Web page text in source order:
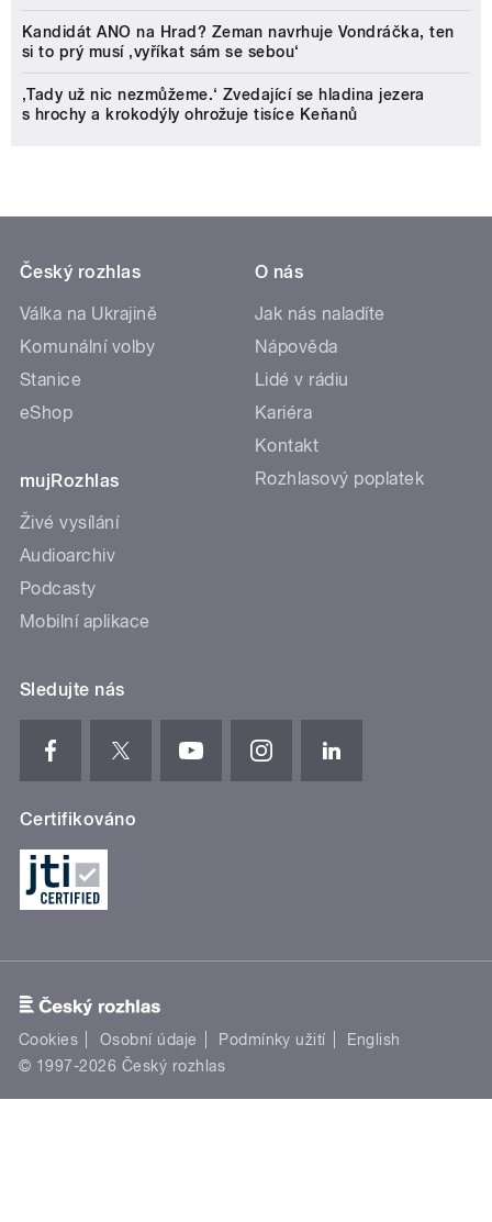
Kandidát ANO na Hrad? Zeman navrhuje Vondráčka, ten
si to prý musí ‚vyříkat sám se sebou‘
‚Tady už nic nezmůžeme.‘ Zvedající se hladina jezera
s hrochy a krokodýly ohrožuje tisíce Keňanů
Český rozhlas
Válka na Ukrajině
Komunální volby
Stanice
eShop
mujRozhlas
Živé vysílání
Audioarchiv
Podcasty
Mobilní aplikace
O nás
Jak nás naladíte
Nápověda
Lidé v rádiu
Kariéra
Kontakt
Rozhlasový poplatek
Sledujte nás
Certifikováno
Cookies Osobní údaje Podmínky užití
English
© 1997-2026 Český rozhlas